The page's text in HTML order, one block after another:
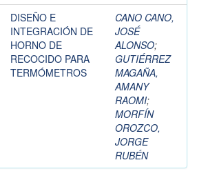
DISEÑO E
INTEGRACIÓN DE
HORNO DE
RECOCIDO PARA
TERMÓMETROS
CANO CANO,
JOSÉ
ALONSO;
GUTIÉRREZ
MAGAÑA,
AMANY
RAOMI;
MORFÍN
OROZCO,
JORGE
RUBÉN